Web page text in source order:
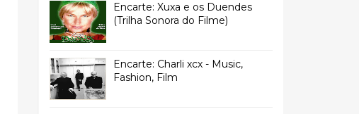
Encarte: Xuxa e os Duendes
(Trilha Sonora do Filme)
Encarte: Charli xcx - Music,
Fashion, Film